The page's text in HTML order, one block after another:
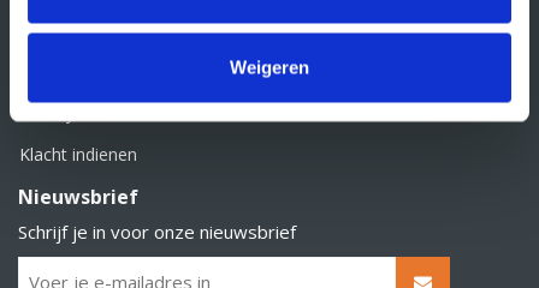
Weigeren
Retourbeleid
Klacht indienen
Nieuwsbrief
Schrijf je in voor onze nieuwsbrief